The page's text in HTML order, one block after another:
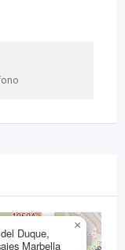
Duque,
Marbella
×